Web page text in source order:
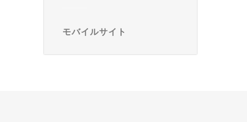
モバイルサイト